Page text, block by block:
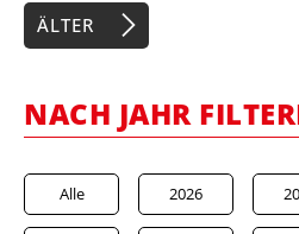
ÄLTER
NACH JAHR
Alle 2026